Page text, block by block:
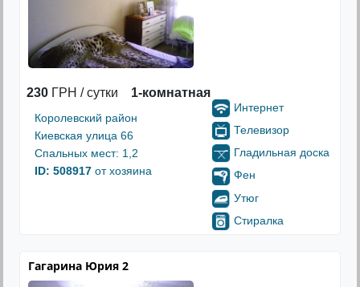
230 ГРН / сутки 1-комнатная
Королевский район
Киевская улица 66
Спальных мест: 1,2
ID: 508917 от хозяина
Интернет
Телевизор
Гладильная доска
Фен
Утюг
Стиралка
Гагарина Юрия 2